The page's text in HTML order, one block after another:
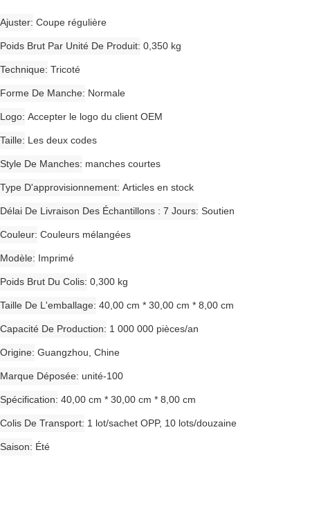
Ajuster Coupe régulière
Poids Brut Par Unité De Produit 0,350 kg
Technique Tricoté
Forme De Manche Normale
Logo Accepter le logo du client OEM
Taille Les deux codes
Style De Manches manches courtes
Type D'approvisionnement Articles en stock
Délai De Livraison Des Échantillons : 7 Jours Soutien
Couleur Couleurs mélangées
Modèle Imprimé
Poids Brut Du Colis 0,300 kg
Taille De L'emballage 40,00 cm * 30,00 cm * 8,00 cm
Capacité De Production 1 000 000 pièces/an
Origine Guangzhou, Chine
Marque Déposée unité-100
Spécification 40,00 cm * 30,00 cm * 8,00 cm
Colis De Transport 1 lot/sachet OPP, 10 lots/douzaine
Saison Été